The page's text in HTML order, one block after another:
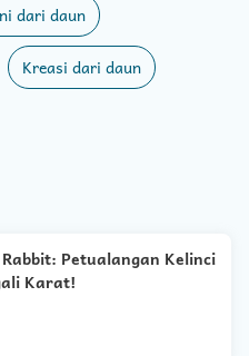
dari daun
Kreasi dari daun
Petualangan Kelinci
Karat!